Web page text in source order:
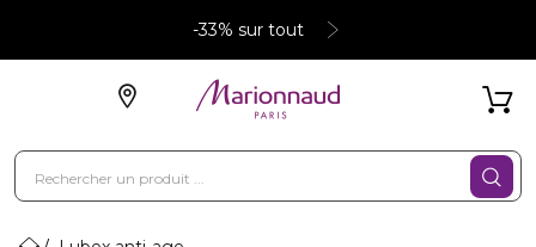
-33% sur tout